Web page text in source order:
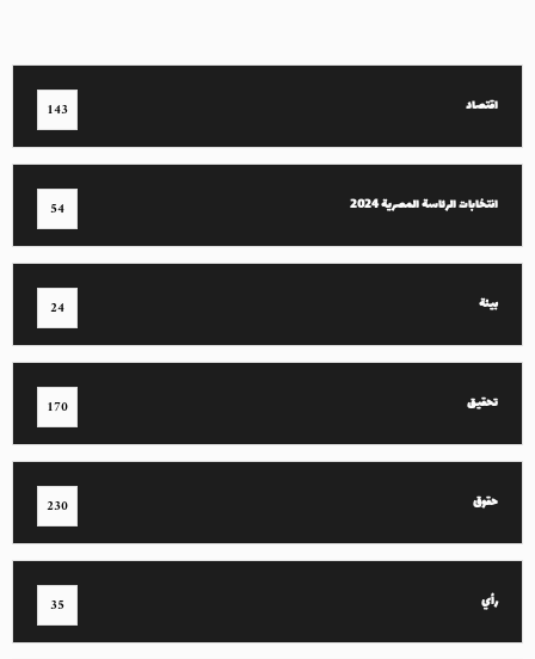
اقتصاد 143
انتخابات الرئاسة المصرية 2024 54
بيئة 24
تحقيق 170
حقوق 230
رأي 35